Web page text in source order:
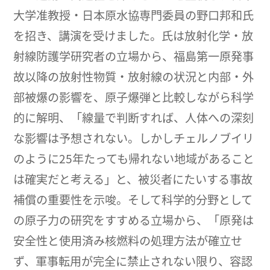
大学准教授・日本原水協専門委員の野口邦和氏
を招き、講演を受けました。氏は放射化学・放
射線防護学研究者の立場から、福島第一原発事
故以降の放射性物質・放射線の状況と内部・外
部被爆の影響を、原子爆弾と比較しながら科学
的に解明、「線量で判断すれば、人体への深刻
な影響は予想されない。しかしチェルノブイリ
のように25年たっても帰れない地域があること
は確実だと考える」と、被災者にたいする事故
補償の重要性を示唆。そして科学的分野として
の原子力の研究をすすめる立場から、「原発は
安全性と使用済み核燃料の処理方法が確立せ
ず、軍事転用が完全に禁止されない限り、容認